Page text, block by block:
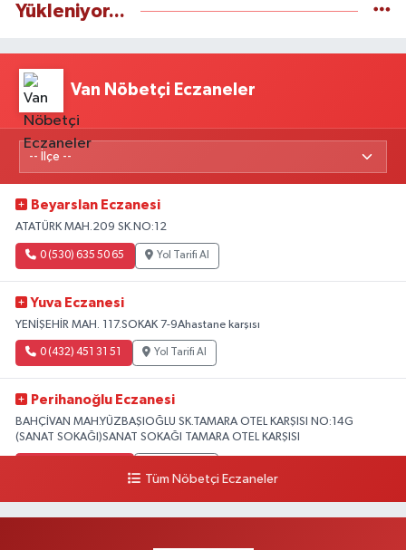
Yükleniyor...
Van Nöbetçi Eczaneler
Beyarslan Eczanesi
ATATÜRK MAH.209 SK.NO:12
0 (530) 635 50 65 Yol Tarifi Al
Yuva Eczanesi
YENİŞEHİR MAH. 117.SOKAK 7-9Ahastane karşısı
0 (432) 451 31 51 Yol Tarifi Al
Perihanoğlu Eczanesi
BAHÇİVAN MAH.YÜZBAŞIOĞLU SK.TAMARA OTEL KARŞISI NO:14G
(SANAT SOKAĞI)SANAT SOKAĞI TAMARA OTEL KARŞISI
Tüm Nöbetçi Eczaneler